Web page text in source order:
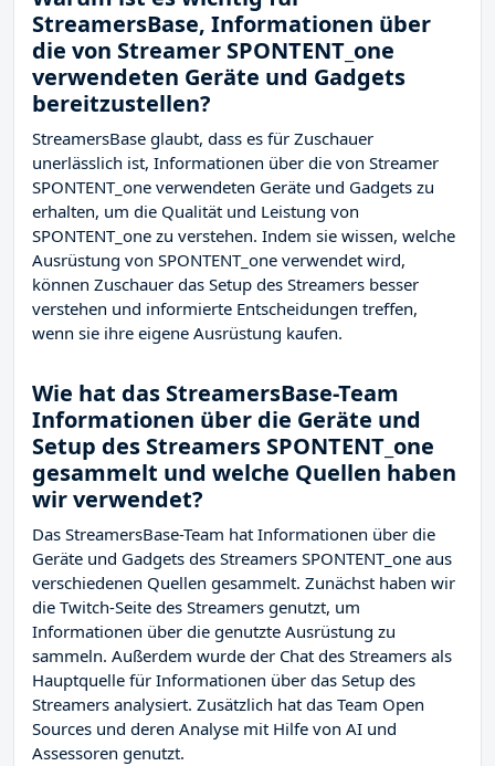
StreamersBase, Informationen über
die von Streamer SPONTENT_one
verwendeten Geräte und Gadgets
bereitzustellen?
StreamersBase glaubt, dass es für Zuschauer
unerlässlich ist, Informationen über die von Streamer
SPONTENT_one verwendeten Geräte und Gadgets zu
erhalten, um die Qualität und Leistung von
SPONTENT_one zu verstehen. Indem sie wissen, welche
Ausrüstung von SPONTENT_one verwendet wird,
können Zuschauer das Setup des Streamers besser
verstehen und informierte Entscheidungen treffen,
wenn sie ihre eigene Ausrüstung kaufen.
Wie hat das StreamersBase-Team
Informationen über die Geräte und
Setup des Streamers SPONTENT_one
gesammelt und welche Quellen haben
wir verwendet?
Das StreamersBase-Team hat Informationen über die
Geräte und Gadgets des Streamers SPONTENT_one aus
verschiedenen Quellen gesammelt. Zunächst haben wir
die Twitch-Seite des Streamers genutzt, um
Informationen über die genutzte Ausrüstung zu
sammeln. Außerdem wurde der Chat des Streamers als
Hauptquelle für Informationen über das Setup des
Streamers analysiert. Zusätzlich hat das Team Open
Sources und deren Analyse mit Hilfe von AI und
Assessoren genutzt.